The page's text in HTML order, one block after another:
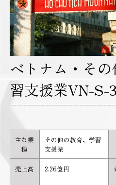
ベトナム・そ
習支援業VN-S-
主な業
種
その他の教育、学習
支援業
売上高 2.26億円